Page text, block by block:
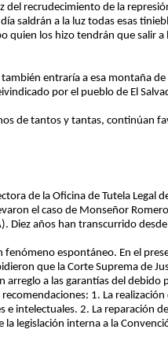
del recrudecimiento de la
saldrán a la luz todas esas
quien los hizo tendrán que salir
entraría a esa montaña
por el pueblo de El
de tantos y tantas, continúan
de la Oficina de Tutela
el caso de Monseñor
Diez años han transcurrido
fenómeno espontáneo. En el
que la Corte Suprema de
a las garantías del
1. La
intelectuales. 2. La reparación
legislación interna a la